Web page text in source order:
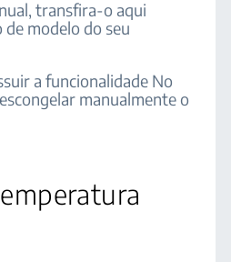
transfira-o aqui
modelo do seu
a funcionalidade No
manualmente o